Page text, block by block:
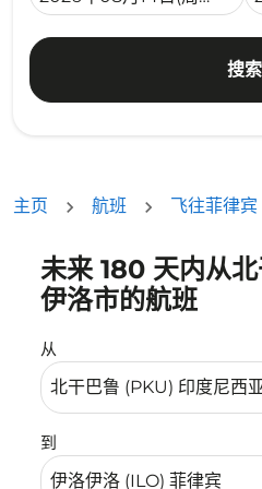
搜索
主页 航班 飞往菲律宾
未来 180 天内从
伊洛市的航班
从
到
没有符合您的筛选条件的机